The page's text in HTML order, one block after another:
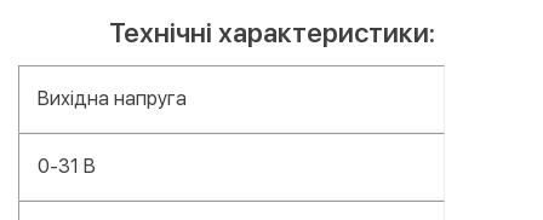
Технічні характеристики:
Вихідна напруга
0-31 В